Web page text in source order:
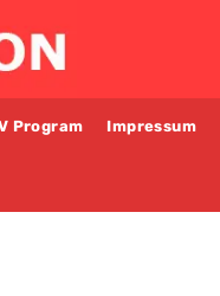
Program Impressum